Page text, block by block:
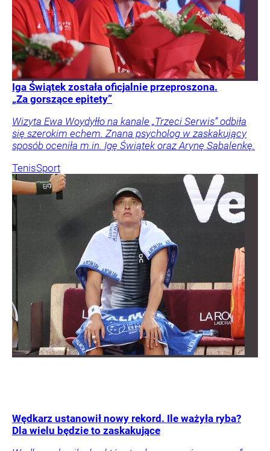
Iga Świątek została oficjalnie przeproszona.
„Za gorszące epitety”
Wizyta Ewa Woydyłło na kanale „Trzeci Serwis” odbiła
się szerokim echem. Znana psycholog w zaskakujący
sposób oceniła m.in. Igę Świątek oraz Arynę Sabalenkę.
TenisSport
Wędkarz ustanowił nowy rekord. Ile ważyła ryba?
Dla wielu będzie to zaskakujące